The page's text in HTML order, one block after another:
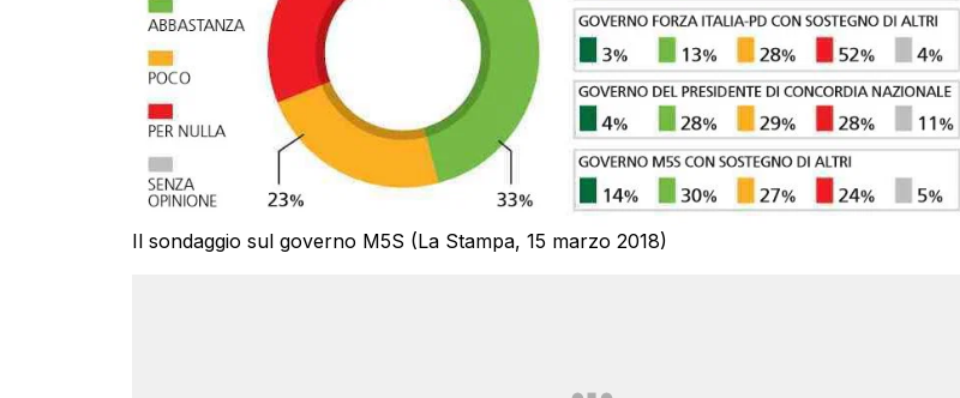
Il sondaggio sul governo M5S (La Stampa, 15 marzo 2018)